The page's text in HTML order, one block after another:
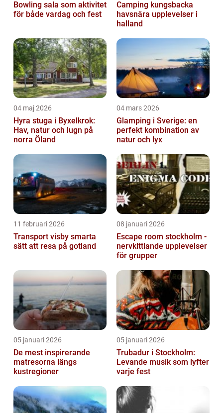
Bowling sala som aktivitet
för både vardag och fest
Camping kungsbacka
havsnära upplevelser i
halland
04 maj 2026
Hyra stuga i Byxelkrok:
Hav, natur och lugn på
norra Öland
04 mars 2026
Glamping i Sverige: en
perfekt kombination av
natur och lyx
11 februari 2026
Transport visby smarta
sätt att resa på gotland
08 januari 2026
Escape room stockholm -
nervkittlande upplevelser
för grupper
05 januari 2026
De mest inspirerande
matresorna längs
kustregioner
05 januari 2026
Trubadur i Stockholm:
Levande musik som lyfter
varje fest